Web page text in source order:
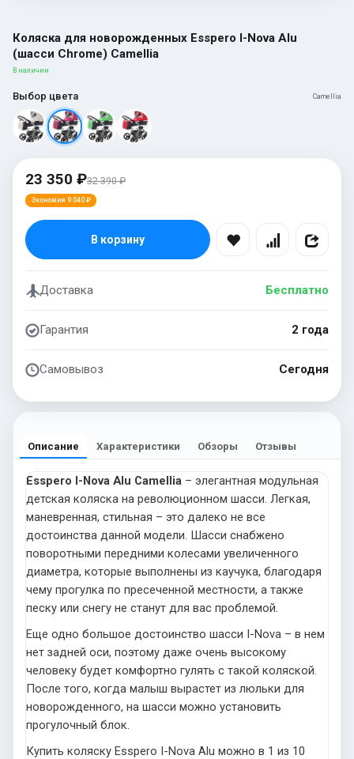
Коляска для новорожденных Esspero I-Nova Alu
(шасси Chrome) Camellia
В наличии
Выбор цвета Camellia
23 350 ₽32 390 ₽
Экономия 9 040 ₽
В корзину
Доставка Бесплатно
Гарантия 2 года
Самовывоз Сегодня
Описание Характеристики Обзоры Отзывы
Esspero I-Nova Alu Camellia – элегантная модульная
детская коляска на революционном шасси. Легкая,
маневренная, стильная – это далеко не все
достоинства данной модели. Шасси снабжено
поворотными передними колесами увеличенного
диаметра, которые выполнены из каучука, благодаря
чему прогулка по пресеченной местности, а также
песку или снегу не станут для вас проблемой.
Еще одно большое достоинство шасси I-Nova – в нем
нет задней оси, поэтому даже очень высокому
человеку будет комфортно гулять с такой коляской.
После того, когда малыш вырастет из люльки для
новорожденного, на шасси можно установить
прогулочный блок.
Купить коляску Esspero I-Nova Alu можно в 1 из 10